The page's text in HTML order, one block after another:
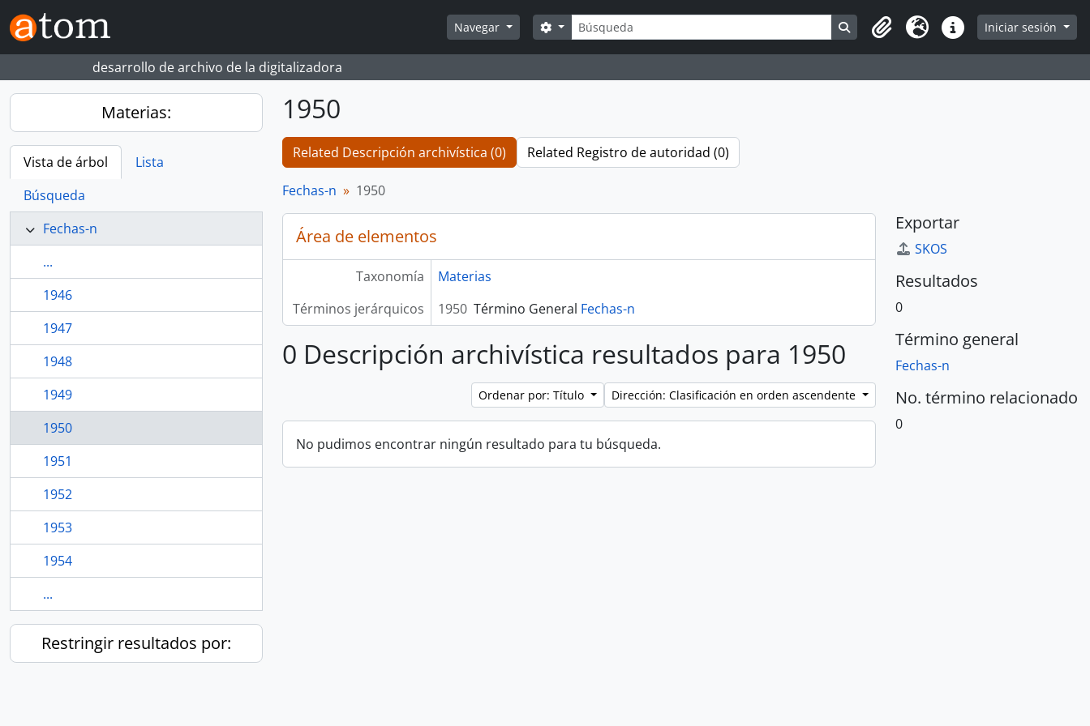
Skip to main content
Navegar
Búsqueda
Search options Search in browse page
Portapapeles
Idioma Enlaces rápidos
Iniciar sesión
desarrollo de archivo de la digitalizadora
Materias:
Vista de árbol
Lista
Búsqueda
Fechas-n
...
1946
1947
1948
1949
1950
1951
1952
1953
1954
...
Restringir resultados por:
1950
Related Descripción archivística (0) Related Registro de autoridad (0)
Fechas-n 1950
Área de elementos
Taxonomía
Materias
Términos jerárquicos
1950 Término General Fechas-n
0 Descripción archivística resultados para 1950
Ordenar por: Título Dirección: Clasificación en orden ascendente
No pudimos encontrar ningún resultado para tu búsqueda.
Exportar
SKOS
Resultados
0
Término general
Fechas-n
No. término relacionado
0